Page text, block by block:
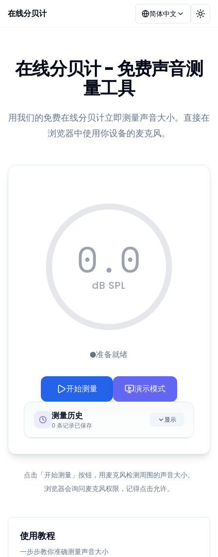
在线分贝计 简体中文 切换
在线分贝计 - 免费声音测
量工具
用我们的免费在线分贝计立即测量声音大小。直接在
浏览器中使用你设备的麦克风。
0.0
dB SPL
准备就绪
开始测量 演示模式
测量历史
0 条记录已保存
显示
点击「开始测量」按钮，用麦克风检测周围的声音大小。
浏览器会询问麦克风权限，记得点击允许。
使用教程
一步步教你准确测量声音大小